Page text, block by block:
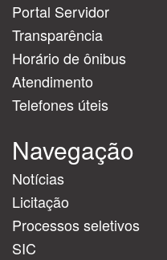
Portal Servidor
Transparência
Horário de ônibus
Atendimento
Telefones úteis
Navegação
Notícias
Licitação
Processos seletivos
SIC